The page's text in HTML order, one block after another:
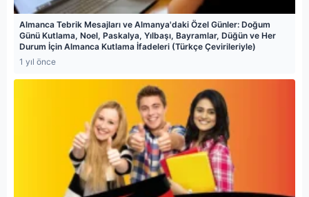
Almanca Tebrik Mesajları ve Almanya'daki Özel Günler: Doğum
Günü Kutlama, Noel, Paskalya, Yılbaşı, Bayramlar, Düğün ve Her
Durum İçin Almanca Kutlama İfadeleri (Türkçe Çevirileriyle)
1 yıl önce